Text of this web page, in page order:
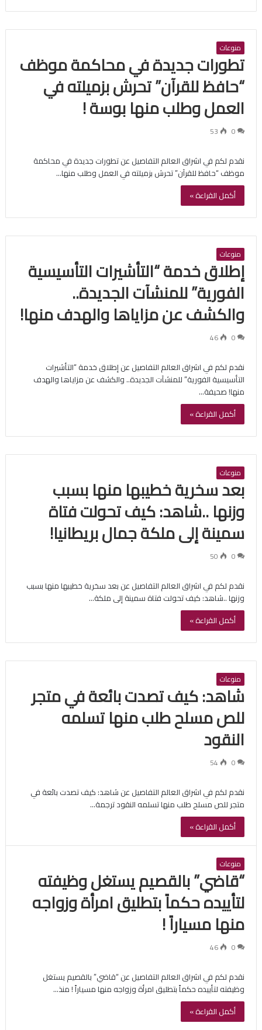
منوعات
تطورات جديدة في محاكمة موظف
“حافظ للقرآن” تحرش بزميلته في
العمل وطلب منها بوسة !
0
53
نقدم لكم في اشراق العالم التفاصيل عن تطورات جديدة في محاكمة
موظف “حافظ للقرآن” تحرش بزميلته في العمل وطلب منها…
أكمل القراءة »
منوعات
إطلاق خدمة “التأشيرات التأسيسية
الفورية” للمنشآت الجديدة..
والكشف عن مزاياها والهدف منها!
0
46
نقدم لكم في اشراق العالم التفاصيل عن إطلاق خدمة “التأشيرات
التأسيسية الفورية” للمنشآت الجديدة.. والكشف عن مزاياها والهدف
منها! صحيفة…
أكمل القراءة »
منوعات
بعد سخرية خطيبها منها بسبب
وزنها ..شاهد: كيف تحولت فتاة
سمينة إلى ملكة جمال بريطانيا!
0
50
نقدم لكم في اشراق العالم التفاصيل عن بعد سخرية خطيبها منها بسبب
وزنها ..شاهد: كيف تحولت فتاة سمينة إلى ملكة…
أكمل القراءة »
منوعات
شاهد: كيف تصدت بائعة في متجر
للص مسلح طلب منها تسلمه
النقود
0
54
نقدم لكم في اشراق العالم التفاصيل عن شاهد: كيف تصدت بائعة في
متجر للص مسلح طلب منها تسلمه النقود ترجمة…
أكمل القراءة »
منوعات
“قاضي” بالقصيم يستغل وظيفته
لتأييده حكماً بتطليق امرأة وزواجه
منها مسياراً !
0
46
نقدم لكم في اشراق العالم التفاصيل عن “قاضي” بالقصيم يستغل
وظيفته لتأييده حكماً بتطليق امرأة وزواجه منها مسياراً ! منذ…
أكمل القراءة »